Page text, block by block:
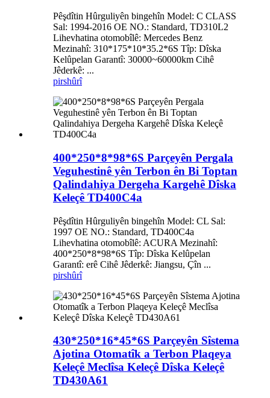
Pêşdîtin Hûrguliyên bingehîn Model: C CLASS
Sal: 1994-2016 OE NO.: Standard, TD310L2
Lihevhatina otomobîlê: Mercedes Benz
Mezinahî: 310*175*10*35.2*6S Tîp: Dîska
Kelûpelan Garantî: 30000~60000km Cihê
Jêderkê: ...
pirshûrî
400*250*8*98*6S Parçeyên Pergala
Veguhestinê yên Terbon ên Bi Toptan
Qalindahiya Dergeha Kargehê Dîska
Keleçê TD400C4a
Pêşdîtin Hûrguliyên bingehîn Model: CL Sal:
1997 OE NO.: Standard, TD400C4a
Lihevhatina otomobîlê: ACURA Mezinahî:
400*250*8*98*6S Tîp: Dîska Kelûpelan
Garantî: erê Cihê Jêderkê: Jiangsu, Çîn ...
pirshûrî
430*250*16*45*6S Parçeyên Sîstema
Ajotina Otomatîk a Terbon Plaqeya
Keleçê Meclîsa Keleçê Dîska Keleçê
TD430A61